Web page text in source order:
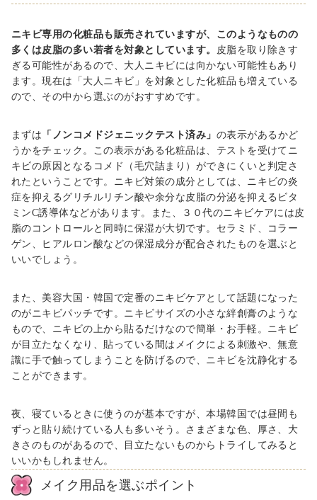
ニキビ専用の化粧品も販売されていますが、このようなものの
多くは皮脂の多い若者を対象としています。
皮脂を取り除きす
ぎる可能性があるので、大人ニキビには向かない可能性もあり
ます。現在は「大人ニキビ」を対象とした化粧品も増えている
ので、その中から選ぶのがおすすめです。
まずは 「ノンコメドジェニックテスト済み」 の表示があるかど
うかをチェック。この表示がある化粧品は、テストを受けてニ
キビの原因となるコメド（毛穴詰まり）ができにくいと判定さ
れたということです。ニキビ対策の成分としては、ニキビの炎
症を抑えるグリチルリチン酸や余分な皮脂の分泌を抑えるビタ
ミンC誘導体などがあります。また、３０代のニキビケアには皮
脂のコントロールと同時に保湿が大切です。セラミド、コラー
ゲン、ヒアルロン酸などの保湿成分が配合されたものを選ぶと
いいでしょう。
また、美容大国・韓国で定番のニキビケアとして話題になった
のがニキビパッチです。ニキビサイズの小さな絆創膏のような
もので、ニキビの上から貼るだけなので簡単・お手軽。ニキビ
が目立たなくなり、貼っている間はメイクによる刺激や、無意
識に手で触ってしまうことを防げるので、ニキビを沈静化する
ことができます。
夜、寝ているときに使うのが基本ですが、本場韓国では昼間も
ずっと貼り続けている人も多いそう。さまざまな色、厚さ、大
きさのものがあるので、目立たないものからトライしてみると
いいかもしれません。
メイク用品を選ぶポイント